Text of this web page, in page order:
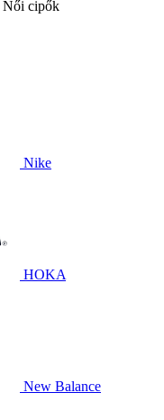
Női cipők
Nike
HOKA
New Balance